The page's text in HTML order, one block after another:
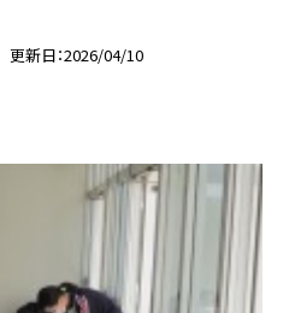
更新日 2026/04/10